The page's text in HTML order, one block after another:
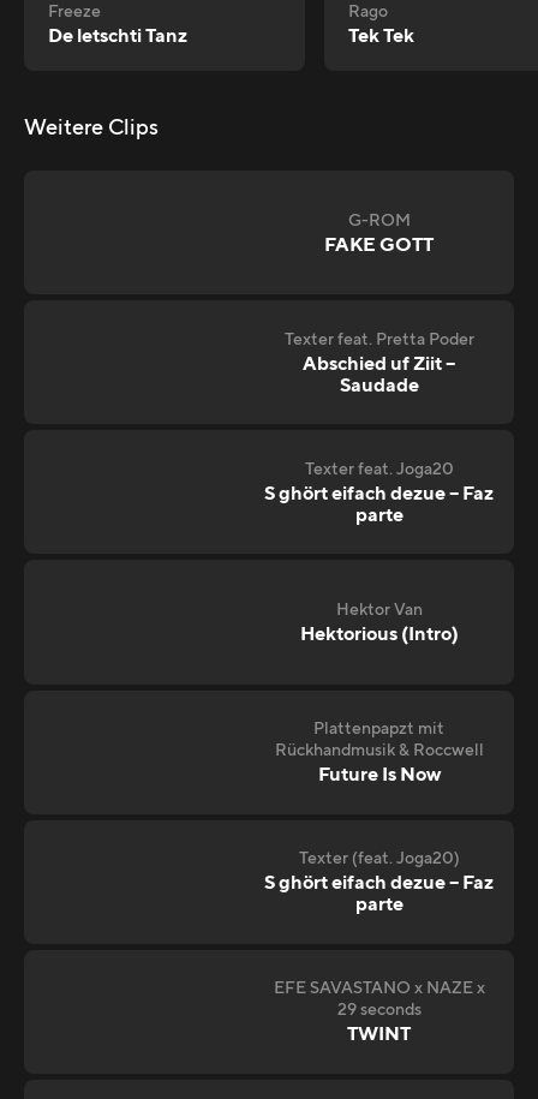
Freeze
De letschti Tanz
Rago
Tek Tek
Weitere Clips
G-ROM
FAKE GOTT
Texter feat. Pretta Poder
Abschied uf Ziit –
Saudade
Texter feat. Joga20
S ghört eifach dezue – Faz
parte
Hektor Van
Hektorious (Intro)
Plattenpapzt mit
Rückhandmusik & Roccwell
Future Is Now
Texter (feat. Joga20)
S ghört eifach dezue – Faz
parte
EFE SAVASTANO x NAZE x
29 seconds
TWINT